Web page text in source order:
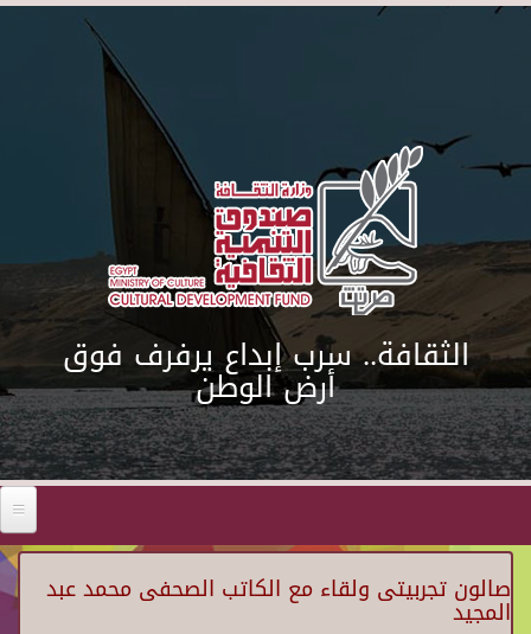
Skip to main content
الثقافة.. سرب إبداع يرفرف فوق
أرض الوطن
صالون تجربيتى ولقاء مع الكاتب الصحفى محمد عبد
المجيد